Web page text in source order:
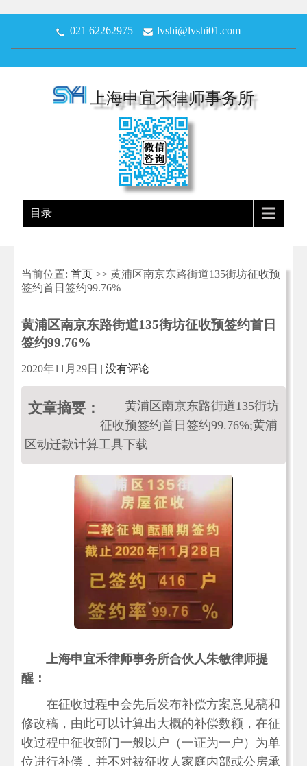
021 62262975 lvshi@lvshi01.com
上海申宜禾律师事务所
目录
当前位置: 首页 >> 黄浦区南京东路街道135街坊征收预
签约首日签约99.76%
黄浦区南京东路街道135街坊征收预签约首日
签约99.76%
2020年11月29日 | 没有评论
文章摘要：
黄浦区南京东路街道135街坊
征收预签约首日签约99.76%;黄浦
区动迁款计算工具下载
上海申宜禾律师事务所合伙人朱敏律师提
醒：
在征收过程中会先后发布补偿方案意见稿和
修改稿，由此可以计算出大概的补偿数额，在征
收过程中征收部门一般以户（一证为一户）为单
位进行补偿，并不对被征收人家庭内部或公房承